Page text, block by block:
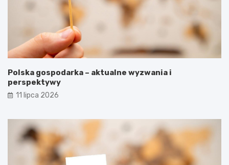
Polska gospodarka – aktualne wyzwania i
perspektywy
11 lipca 2026